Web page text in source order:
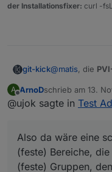
der Installationsfixer: curl -
git-kick@matis , die
Zur
Werte, aber ich
aktuell mittels
vermutlich
Wer kann mir
Konfig-Seite, in
einstellen kann,
auch nicht
Eine Frage zum
welchen Zweck
Ich denke der
A
Offline
ArnoDschrieb am 13.
zuletzt editiert
@ujok sagte in Test
Also da wäre eine
(feste) Bereiche,
(feste) Gruppen,